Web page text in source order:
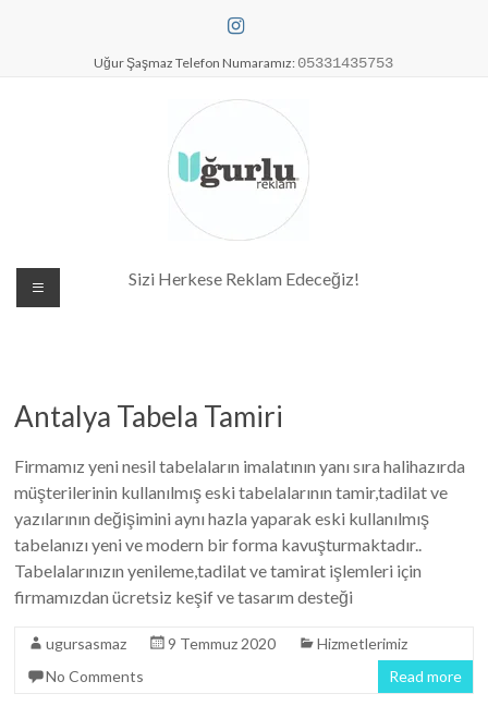
Uğur Şaşmaz Telefon Numaramız: 05331435753
Dijital Baskı Merkezi| Antalya
Reklam Baskı| Antalya Tabela
Sizi Herkese Reklam Edeceğiz!
Antalya Tabela Tamiri
Firmamız yeni nesil tabelaların imalatının yanı sıra halihazırda
müşterilerinin kullanılmış eski tabelalarının tamir,tadilat ve
yazılarının değişimini aynı hazla yaparak eski kullanılmış
tabelanızı yeni ve modern bir forma kavuşturmaktadır..
Tabelalarınızın yenileme,tadilat ve tamirat işlemleri için
firmamızdan ücretsiz keşif ve tasarım desteği
ugursasmaz 9 Temmuz 2020
Hizmetlerimiz
No Comments
Read more